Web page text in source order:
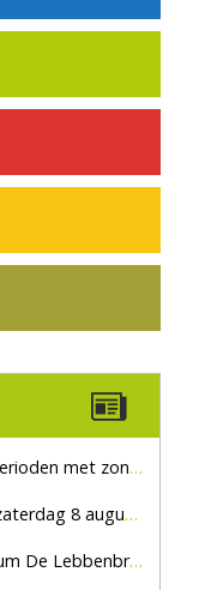
met zon en droog
marktplein Haaksbergen
Lebbenbrugge